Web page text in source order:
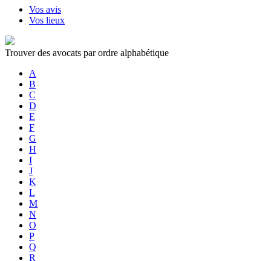
Vos avis
Vos lieux
Trouver des avocats par ordre alphabétique
A
B
C
D
E
F
G
H
I
J
K
L
M
N
O
P
Q
R